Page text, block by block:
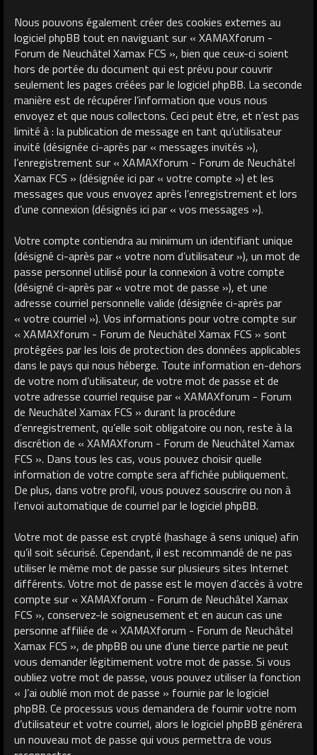
Nous pouvons également créer des cookies externes au
logiciel phpBB tout en naviguant sur « XAMAXforum -
Forum de Neuchâtel Xamax FCS », bien que ceux-ci soient
hors de portée du document qui est prévu pour couvrir
seulement les pages créées par le logiciel phpBB. La seconde
manière est de récupérer l’information que vous nous
envoyez et que nous collectons. Ceci peut être, et n’est pas
limité à : la publication de message en tant qu’utilisateur
invité (désignée ci-après par « messages invités »),
l’enregistrement sur « XAMAXforum - Forum de Neuchâtel
Xamax FCS » (désignée ici par « votre compte ») et les
messages que vous envoyez après l’enregistrement et lors
d’une connexion (désignés ici par « vos messages »).
Votre compte contiendra au minimum un identifiant unique
(désigné ci-après par « votre nom d’utilisateur »), un mot de
passe personnel utilisé pour la connexion à votre compte
(désigné ci-après par « votre mot de passe »), et une
adresse courriel personnelle valide (désignée ci-après par
« votre courriel »). Vos informations pour votre compte sur
« XAMAXforum - Forum de Neuchâtel Xamax FCS » sont
protégées par les lois de protection des données applicables
dans le pays qui nous héberge. Toute information en-dehors
de votre nom d’utilisateur, de votre mot de passe et de
votre adresse courriel requise par « XAMAXforum - Forum
de Neuchâtel Xamax FCS » durant la procédure
d’enregistrement, qu’elle soit obligatoire ou non, reste à la
discrétion de « XAMAXforum - Forum de Neuchâtel Xamax
FCS ». Dans tous les cas, vous pouvez choisir quelle
information de votre compte sera affichée publiquement.
De plus, dans votre profil, vous pouvez souscrire ou non à
l’envoi automatique de courriel par le logiciel phpBB.
Votre mot de passe est crypté (hashage à sens unique) afin
qu’il soit sécurisé. Cependant, il est recommandé de ne pas
utiliser le même mot de passe sur plusieurs sites Internet
différents. Votre mot de passe est le moyen d’accès à votre
compte sur « XAMAXforum - Forum de Neuchâtel Xamax
FCS », conservez-le soigneusement et en aucun cas une
personne affiliée de « XAMAXforum - Forum de Neuchâtel
Xamax FCS », de phpBB ou une d’une tierce partie ne peut
vous demander légitimement votre mot de passe. Si vous
oubliez votre mot de passe, vous pouvez utiliser la fonction
« J’ai oublié mon mot de passe » fournie par le logiciel
phpBB. Ce processus vous demandera de fournir votre nom
d’utilisateur et votre courriel, alors le logiciel phpBB générera
un nouveau mot de passe qui vous permettra de vous